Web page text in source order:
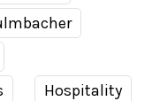
Hospitality